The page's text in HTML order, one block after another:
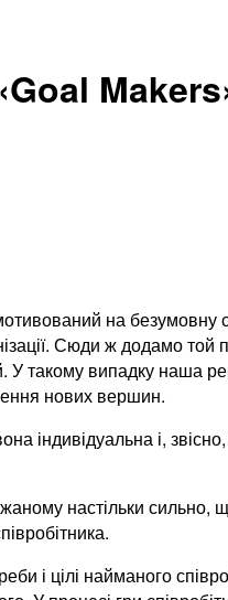
мотивований на
Сюди ж додамо
У такому випадку наша
нових вершин.
індивідуальна і,
настільки сильно,
і цілі найманого